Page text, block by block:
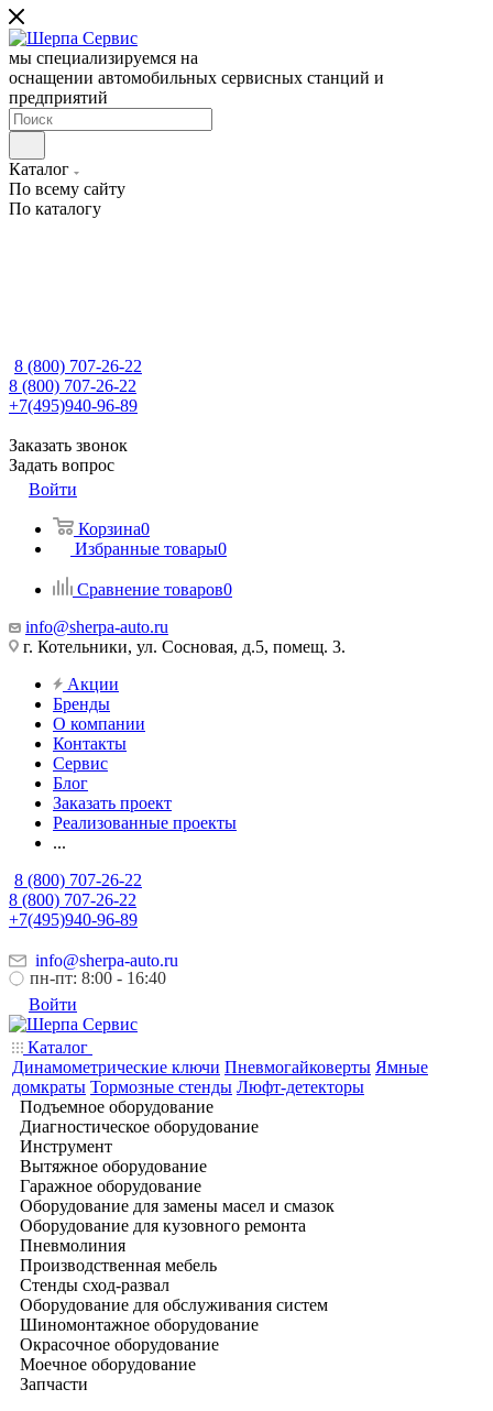
мы специализируемся на
оснащении автомобильных сервисных станций и
предприятий
Каталог
По всему сайту
По каталогу
8 (800) 707-26-22
8 (800) 707-26-22
+7(495)940-96-89
Заказать звонок
Задать вопрос
Войти
Корзина0
Избранные товары0
Сравнение товаров0
info@sherpa-auto.ru
г. Котельники, ул. Сосновая, д.5, помещ. 3.
Акции
Бренды
О компании
Контакты
Сервис
Блог
Заказать проект
Реализованные проекты
...
8 (800) 707-26-22
8 (800) 707-26-22
+7(495)940-96-89
info@sherpa-auto.ru
пн-пт: 8:00 - 16:40
Войти
Каталог
Динамометрические ключи Пневмогайковерты Ямные
домкраты Тормозные стенды Люфт-детекторы
Подъемное оборудование
Диагностическое оборудование
Инструмент
Вытяжное оборудование
Гаражное оборудование
Оборудование для замены масел и смазок
Оборудование для кузовного ремонта
Пневмолиния
Производственная мебель
Стенды сход-развал
Оборудование для обслуживания систем
Шиномонтажное оборудование
Окрасочное оборудование
Моечное оборудование
Запчасти